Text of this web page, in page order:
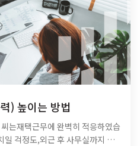
) 높이는 방법
는재택근무에 완벽히 적응하였습
일 걱정도,외근 후 사무실까지 복